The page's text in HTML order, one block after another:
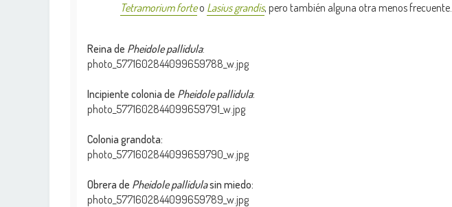
Tetramorium forteo Lasius grandis, pero también alguna otra menos frecuente.
Reina de Pheidole pallidula:
photo_5771602844099659788_w.jpg
Incipiente colonia de Pheidole pallidula:
photo_5771602844099659791_w.jpg
Colonia grandota:
photo_5771602844099659790_w.jpg
Obrera de Pheidole pallidulasin miedo:
photo_5771602844099659789_w.jpg